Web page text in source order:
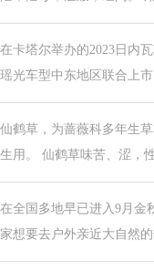
在卡塔尔举办的2023日内
瑶光车型中东地区联合上
仙鹤草，为蔷薇科多年生
生用。 仙鹤草味苦、涩，
在全国多地早已进入9月金
家想要去户外亲近大自然